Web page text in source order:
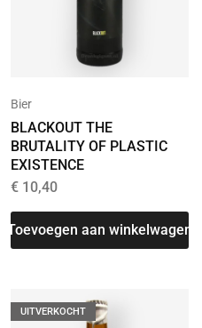
Bier
BLACKOUT THE
BRUTALITY OF PLASTIC
EXISTENCE
€10,40
Toevoegen aan winkelwagen
UITVERKOCHT